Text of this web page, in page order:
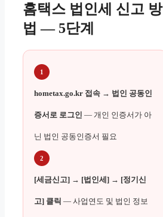
홈택스 법인세 신고 방
법 — 5단계
1
hometax.go.kr 접속 → 법인 공동인
증서로 로그인 — 개인 인증서가 아
닌 법인 공동인증서 필요
2
[세금신고] → [법인세] → [정기신
고] 클릭 — 사업연도 및 법인 정보